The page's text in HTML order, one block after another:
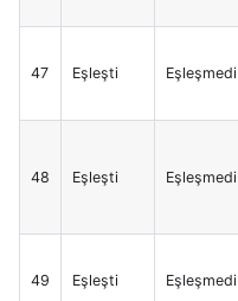
47 Eşleşti Eşleşmedi
48 Eşleşti Eşleşmedi
49 Eşleşti Eşleşmedi